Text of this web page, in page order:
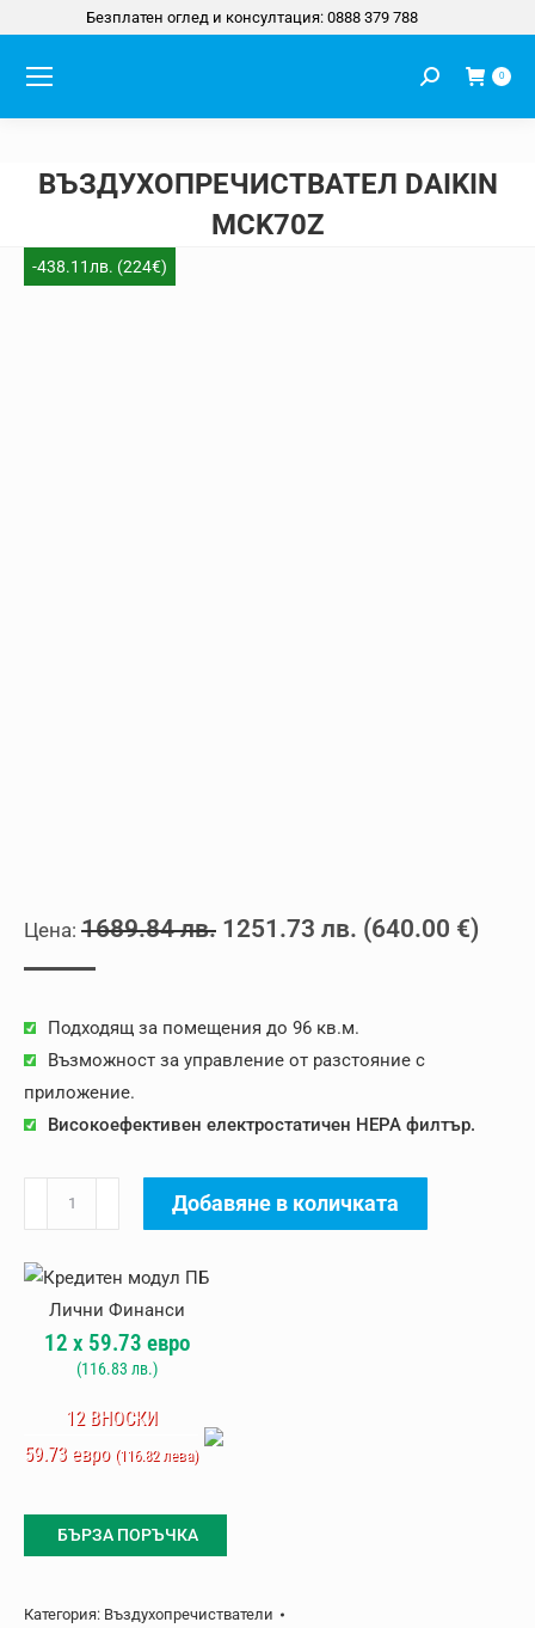
Безплатен оглед и консултация: 0888 379 788
Search: 0
ВЪЗДУХОПРЕЧИСТВАТЕЛ DAIKIN
MCK70Z
-438.11лв. (224€)
1689.84лв. Original
1689.84 лв..
1251.73 лв. Текущата
1251.73 лв..
(640.00 €)
Подходящ за помещения до 96 кв.м.
Възможност за управление от разстояние с
приложение.
Високоефективен електростатичен HEPA филтър.
за
Daikin
MCK70Z
Добавяне в количката
12 x 59.73 евро
(116.83 лв.)
12 ВНОСКИ
59.73 евро (116.82 лева)
БЪРЗА ПОРЪЧКА
Категория: Въздухопречистватели